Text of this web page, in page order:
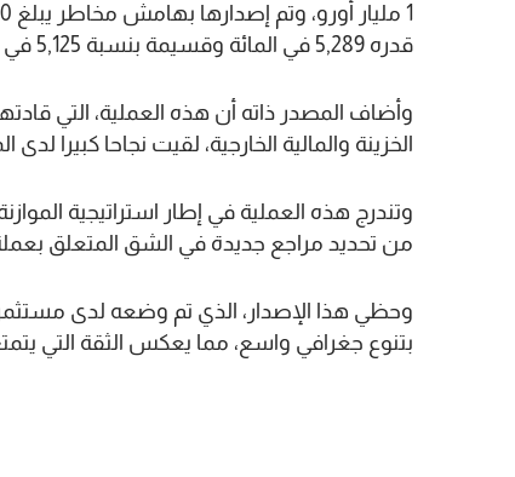
قدره 5,289 في المائة وقسيمة بنسبة 5,125 في المائة”.
وأضاف المصدر ذاته أن هذه العملية، التي
الخزينة والمالية الخارجية، لقيت نجاحا كبيرا
وتندرج هذه العملية في إطار استراتيجية
من تحديد مراجع جديدة في الشق المتعلق
بتنوع جغرافي واسع، مما يعكس الثقة التي